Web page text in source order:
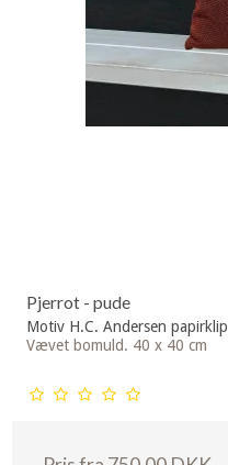
Pjerrot - pude
Motiv H.C. Andersen papirklip
Vævet bomuld. 40 x 40 cm